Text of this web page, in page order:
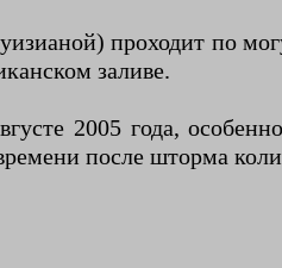
проходит по
заливе.
2005 года,
после шторма